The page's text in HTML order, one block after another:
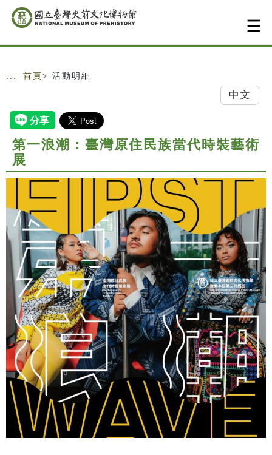
跳到主要內容
網站導覽
::: 首頁 > 活動明細
中文
第一浪潮：臺灣原住民族當代時裝藝術
展